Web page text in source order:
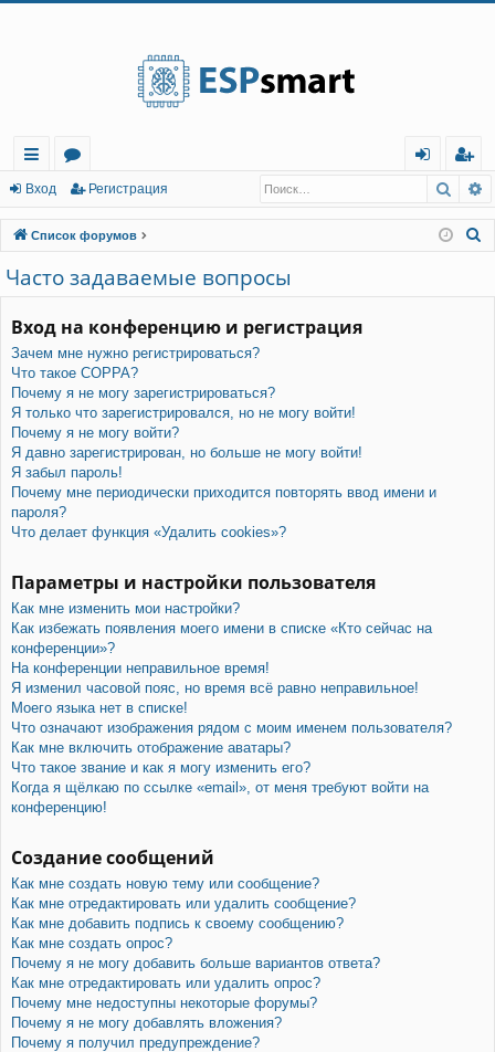
с
ы
лк
и
о
ру
м
ы
д
г
ис
тр
Вход Регистрация
Список форумов
Часто задаваемые вопросы
Вход на конференцию и регистрация
Зачем мне нужно регистрироваться?
Что такое COPPA?
Почему я не могу зарегистрироваться?
Я только что зарегистрировался, но не могу войти!
Почему я не могу войти?
Я давно зарегистрирован, но больше не могу войти!
Я забыл пароль!
Почему мне периодически приходится повторять ввод имени и
пароля?
Что делает функция «Удалить cookies»?
Параметры и настройки пользователя
Как мне изменить мои настройки?
Как избежать появления моего имени в списке «Кто сейчас на
конференции»?
На конференции неправильное время!
Я изменил часовой пояс, но время всё равно неправильное!
Моего языка нет в списке!
Что означают изображения рядом с моим именем пользователя?
Как мне включить отображение аватары?
Что такое звание и как я могу изменить его?
Когда я щёлкаю по ссылке «email», от меня требуют войти на
конференцию!
Создание сообщений
Как мне создать новую тему или сообщение?
Как мне отредактировать или удалить сообщение?
Как мне добавить подпись к своему сообщению?
Как мне создать опрос?
Почему я не могу добавить больше вариантов ответа?
Как мне отредактировать или удалить опрос?
Почему мне недоступны некоторые форумы?
Почему я не могу добавлять вложения?
Почему я получил предупреждение?